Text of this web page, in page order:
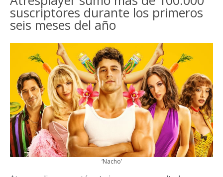
suscriptores durante los primeros
seis meses del año
‘Nacho’